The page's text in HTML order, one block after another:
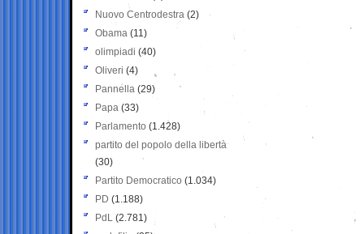
Nuovo Centrodestra (2)
Obama (11)
olimpiadi (40)
Oliveri (4)
Pannella (29)
Papa (33)
Parlamento (1.428)
partito del popolo della libertà
(30)
Partito Democratico (1.034)
PD (1.188)
PdL (2.781)